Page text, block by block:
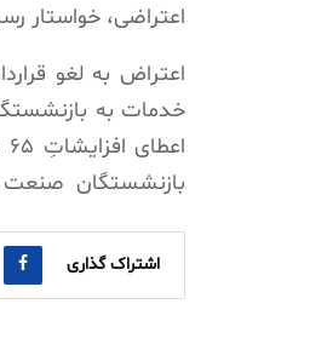
اعتراضی، خواستار
اعتراض به لغو
خدمات به
بازنشستگان
اشتراک گذاری